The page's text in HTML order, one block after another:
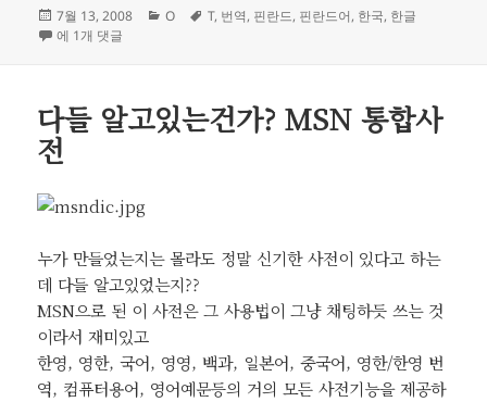
작
성
7월 13, 2008
카
O
태
T, 번역, 핀란드, 핀란드어, 한국, 한글
핀란드어 한글 표기법 필요하신 분 참고하세요
에 1개 댓글
다들 알고있는건가? MSN 통합사
전
누가 만들었는지는 몰라도 정말 신기한 사전이 있다고 하는
데 다들 알고있었는지??
MSN으로 된 이 사전은 그 사용법이 그냥 채팅하듯 쓰는 것
이라서 재미있고
한영, 영한, 국어, 영영, 백과, 일본어, 중국어, 영한/한영 번
역, 컴퓨터용어, 영어예문등의 거의 모든 사전기능을 제공하